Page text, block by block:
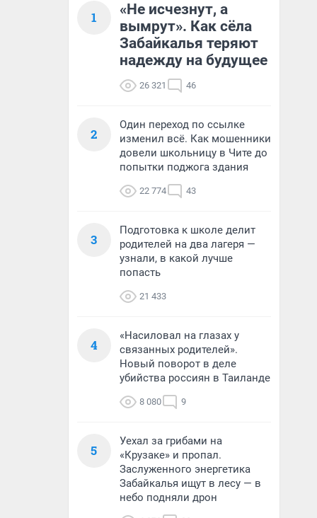
1
«Не исчезнут, а
вымрут». Как сёла
Забайкалья теряют
надежду на будущее
26 321 46
2
Один переход по ссылке
изменил всё. Как мошенники
довели школьницу в Чите до
попытки поджога здания
22 774 43
3
Подготовка к школе делит
родителей на два лагеря —
узнали, в какой лучше
попасть
21 433
4
«Насиловал на глазах у
связанных родителей».
Новый поворот в деле
убийства россиян в Таиланде
8 080 9
5
Уехал за грибами на
«Крузаке» и пропал.
Заслуженного энергетика
Забайкалья ищут в лесу — в
небо подняли дрон